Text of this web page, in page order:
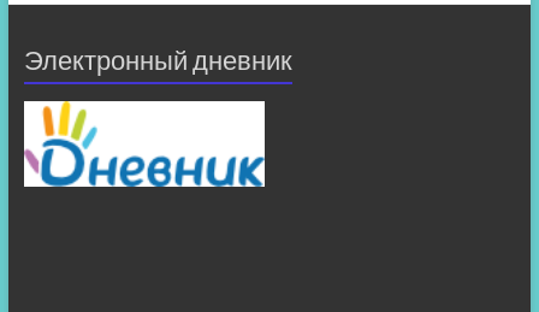
Электронный дневник